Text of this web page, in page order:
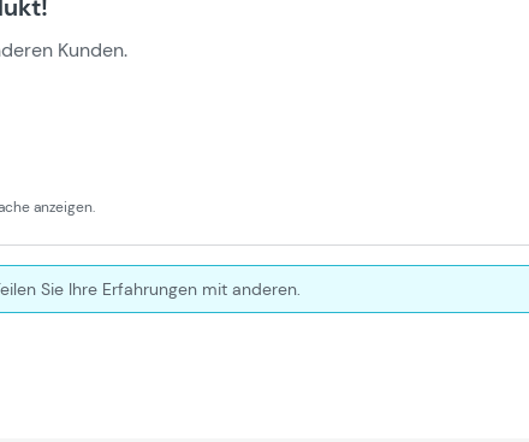
Kunden.
anzeigen.
Sie Ihre Erfahrungen mit anderen.